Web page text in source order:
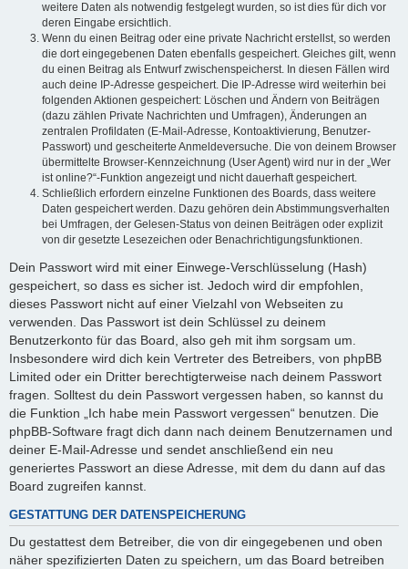
weitere Daten als notwendig festgelegt wurden, so ist dies für dich vor
deren Eingabe ersichtlich.
Wenn du einen Beitrag oder eine private Nachricht erstellst, so werden
die dort eingegebenen Daten ebenfalls gespeichert. Gleiches gilt, wenn
du einen Beitrag als Entwurf zwischenspeicherst. In diesen Fällen wird
auch deine IP-Adresse gespeichert. Die IP-Adresse wird weiterhin bei
folgenden Aktionen gespeichert: Löschen und Ändern von Beiträgen
(dazu zählen Private Nachrichten und Umfragen), Änderungen an
zentralen Profildaten (E-Mail-Adresse, Kontoaktivierung, Benutzer-
Passwort) und gescheiterte Anmeldeversuche. Die von deinem Browser
übermittelte Browser-Kennzeichnung (User Agent) wird nur in der „Wer
ist online?“-Funktion angezeigt und nicht dauerhaft gespeichert.
Schließlich erfordern einzelne Funktionen des Boards, dass weitere
Daten gespeichert werden. Dazu gehören dein Abstimmungsverhalten
bei Umfragen, der Gelesen-Status von deinen Beiträgen oder explizit
von dir gesetzte Lesezeichen oder Benachrichtigungsfunktionen.
Dein Passwort wird mit einer Einwege-Verschlüsselung (Hash)
gespeichert, so dass es sicher ist. Jedoch wird dir empfohlen,
dieses Passwort nicht auf einer Vielzahl von Webseiten zu
verwenden. Das Passwort ist dein Schlüssel zu deinem
Benutzerkonto für das Board, also geh mit ihm sorgsam um.
Insbesondere wird dich kein Vertreter des Betreibers, von phpBB
Limited oder ein Dritter berechtigterweise nach deinem Passwort
fragen. Solltest du dein Passwort vergessen haben, so kannst du
die Funktion „Ich habe mein Passwort vergessen“ benutzen. Die
phpBB-Software fragt dich dann nach deinem Benutzernamen und
deiner E-Mail-Adresse und sendet anschließend ein neu
generiertes Passwort an diese Adresse, mit dem du dann auf das
Board zugreifen kannst.
GESTATTUNG DER DATENSPEICHERUNG
Du gestattest dem Betreiber, die von dir eingegebenen und oben
näher spezifizierten Daten zu speichern, um das Board betreiben